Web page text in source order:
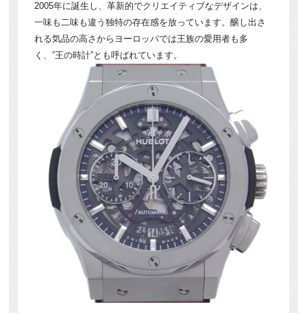
2005年に誕生し、革新的でクリエイティブなデザインは、
一味も二味も違う独特の存在感を放っています。醸し出さ
れる気品の高さからヨーロッパでは王族の愛用者も多
く、”王の時計”とも呼ばれています。